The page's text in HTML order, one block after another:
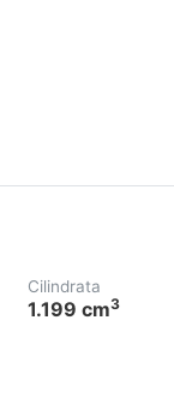
Cilindrata
1.199 cm3